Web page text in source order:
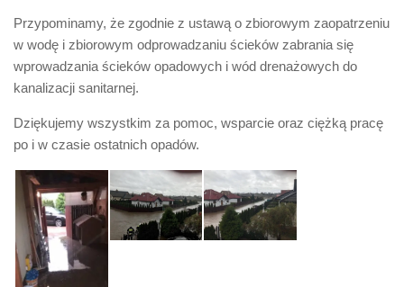
Przypominamy, że zgodnie z ustawą o zbiorowym zaopatrzeniu
w wodę i zbiorowym odprowadzaniu ścieków zabrania się
wprowadzania ścieków opadowych i wód drenażowych do
kanalizacji sanitarnej.
Dziękujemy wszystkim za pomoc, wsparcie oraz ciężką pracę
po i w czasie ostatnich opadów.